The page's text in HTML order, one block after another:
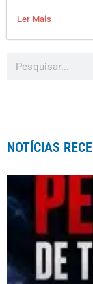
Ler Mais
NOTÍCIAS